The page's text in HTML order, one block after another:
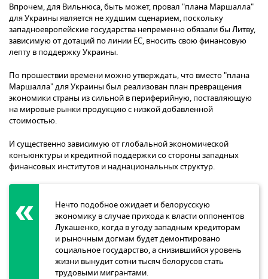
Впрочем, для Вильнюса, быть может, провал "плана Маршалла"
для Украины является не худшим сценарием, поскольку
западноевропейские государства непременно обязали бы Литву,
зависимую от дотаций по линии ЕС, вносить свою финансовую
лепту в поддержку Украины.
По прошествии времени можно утверждать, что вместо "плана
Маршалла" для Украины был реализован план превращения
экономики страны из сильной в периферийную, поставляющую
на мировые рынки продукцию с низкой добавленной
стоимостью.
И существенно зависимую от глобальной экономической
конъюнктуры и кредитной поддержки со стороны западных
финансовых институтов и наднациональных структур.
Нечто подобное ожидает и белорусскую
экономику в случае прихода к власти оппонентов
Лукашенко, когда в угоду западным кредиторам
и рыночным догмам будет демонтировано
социальное государство, а снизившийся уровень
жизни вынудит сотни тысяч белорусов стать
трудовыми мигрантами.